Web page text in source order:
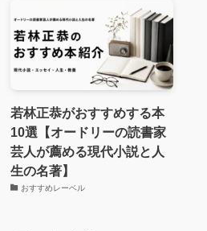
若林正恭がおすすめする本
10選【オードリーの読書家
芸人が薦める現代小説と人
生の名著】
おすすめレーベル